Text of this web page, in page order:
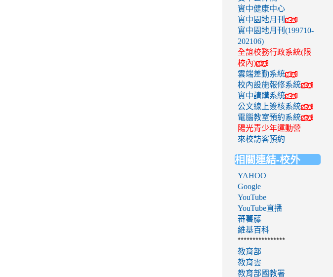
實中健康中心
實中園地月刊
實中園地月刊(199710-
202106)
全誼校務行政系統(限
校內)
雲端差勤系統
校內設施報修系統
實中請購系統
公文線上簽核系統
電腦教室預約系統
陽光青少年運動營
來校訪客預約
相關連結-校外
YAHOO
Google
YouTube
YouTube直播
蕃薯藤
維基百科
****************
教育部
教育雲
教育部國教署